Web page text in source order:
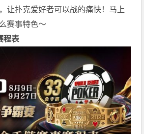
让扑克爱好者可以战的痛快！马上
赛事特色～
表